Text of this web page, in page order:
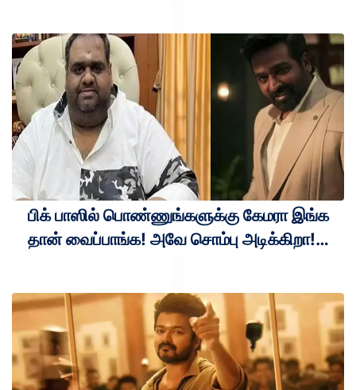
பிக் பாஸில் பொண்ணுங்களுக்கு கேமரா இங்க
தான் வைப்பாங்க! அவே சொம்பு அடிக்கிறா!…